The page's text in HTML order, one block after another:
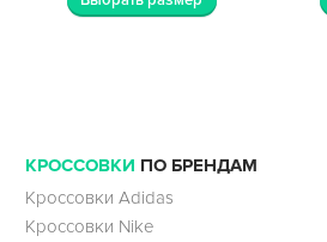
КРОССОВКИ ПО БРЕНДАМ
Кроссовки Adidas
Кроссовки Nike